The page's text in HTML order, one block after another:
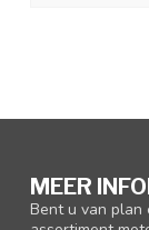
MEER
Bent u van plan